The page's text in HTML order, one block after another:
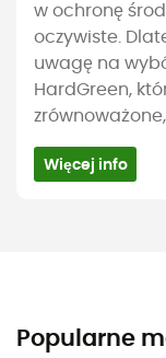
w ochronę
oczywiste.
uwagę na
HardGreen,
Więcej info
Popularne